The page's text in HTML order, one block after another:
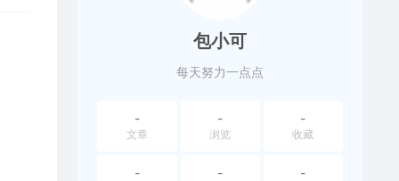
包小可
每天努力一点点
-
文章
-
浏览
-
收藏
- - -